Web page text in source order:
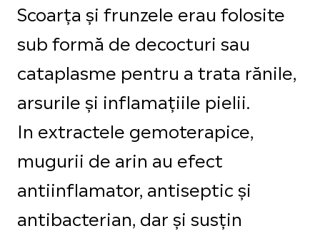
Scoarța și frunzele erau folosite
sub formă de decocturi sau
cataplasme pentru a trata rănile,
arsurile și inflamațiile pielii.
In extractele gemoterapice,
mugurii de arin au efect
antiinflamator, antiseptic și
antibacterian, dar și susțin